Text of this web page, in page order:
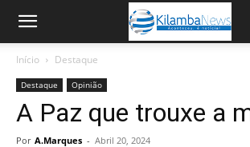
Início Destaque
Destaque Opinião
A Paz que trouxe a
Por A.Marques - Abril 20, 2024